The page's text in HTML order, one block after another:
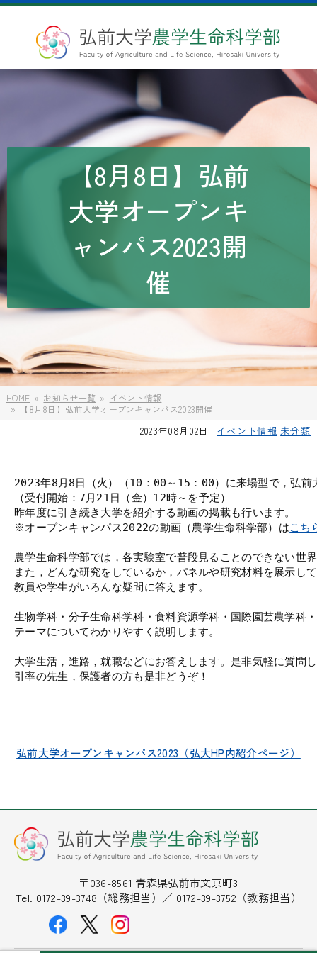
【8月8日】弘前
大学オープンキ
ャンパス2023開
催
HOME お知らせ一覧
イベント情報
【8月8日】弘前大学オープンキャンパス2023開催
2023年08月02日 | イベント情報 未分類
2023年8月8日（火）（10：00～15：00）に来場型で，弘
（受付開始：7月21日（金）12時～を予定）
昨年度に引き続き大学を紹介する動画の掲載も行います。
※オープンキャンパス2022の動画（農学生命科学部）はこち
農学生命科学部では，各実験室で普段見ることのできない世
また，どんな研究をしているか，パネルや研究材料を展示し
教員や学生がいろんな疑問に答えます。
生物学科・分子生命科学科・食料資源学科・国際園芸農学科
テーマについてわかりやすく説明します。
大学生活，進路，就職などにお答えします。是非気軽に質問
引率の先生，保護者の方も是非どうぞ！
弘前大学オープンキャンパス2023（弘大HP内紹介ページ）
〒036-8561 青森県弘前市文京町3
Tel. 0172-39-3748（総務担当）／ 0172-39-3752（教務担当）